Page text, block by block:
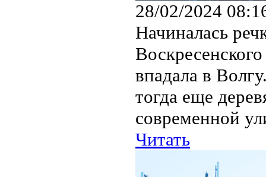
28/02/2024
Начиналась
впадала в
тогда еще
современной
Читать